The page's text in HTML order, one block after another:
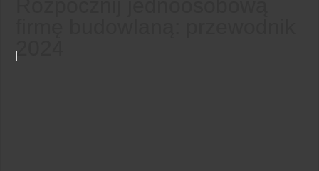
2024